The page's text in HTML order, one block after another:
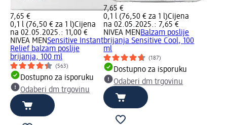
7,65 €
0,1 l (76,50 € za 1 l)Cijena
na 02.05.2025.: 11,00 €
NIVEA MENSensitive Instant
Relief balzam poslije
brijanja, 100 ml
(563)
Dostupno za isporuku
Odaberi dm trgovinu
7,65 €
0,1 l (76,50 € za 1 l)Cijena
na 02.05.2025.: 7,65 €
NIVEA MEN Balzam poslije
brijanja Sensitive Cool, 100
ml
(187)
Dostupno za isporuku
Odaberi dm trgovinu